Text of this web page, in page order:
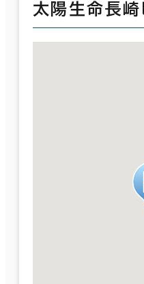
太陽生命長